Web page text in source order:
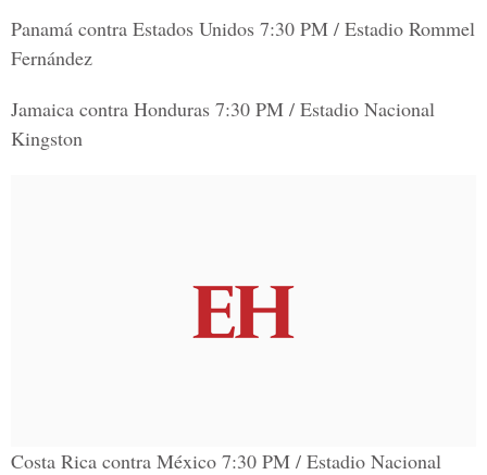
Panamá contra Estados Unidos 7:30 PM / Estadio Rommel
Fernández
Jamaica contra Honduras 7:30 PM / Estadio Nacional
Kingston
Costa Rica contra México 7:30 PM / Estadio Nacional